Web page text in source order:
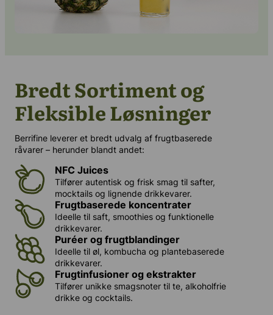
Bredt Sortiment og
Fleksible Løsninger
Berrifine leverer et bredt udvalg af frugtbaserede
råvarer – herunder blandt andet:
NFC Juices
Tilfører autentisk og frisk smag til safter,
mocktails og lignende drikkevarer.
Frugtbaserede koncentrater
Ideelle til saft, smoothies og funktionelle
drikkevarer.
Puréer og frugtblandinger
Ideelle til øl, kombucha og plantebaserede
drikkevarer.
Frugtinfusioner og ekstrakter
Tilfører unikke smagsnoter til te, alkoholfrie
drikke og cocktails.